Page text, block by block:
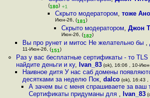
(180) +1
Скрыто модератором, тоже
Июн-26, (181)
Скрыто модератором, Джон
Июн-26, (182)
Вы про рунет и митос Не желательно бы ,
11-Июн-26, (151)
Раз у вас бесплатные сертификаты - то
найдите деньги и ку, Ivan_83(ok), 16:06 , 10-
Наивное дитя У нас саб домены
десятками за неделю Пок, dalco(ok), 16:43 ,
А зачем вы с меня спрашиваете за ваш
Сертификаты придуманы для , Ivan_83